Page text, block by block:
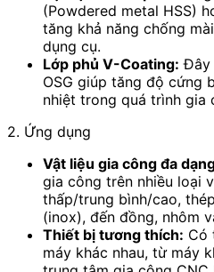
(Powdered metal HSS)
tăng khả năng chống
dụng cụ.
Lớp phủ V-Coating: Đây
OSG giúp tăng độ cứng
nhiệt trong quá trình gia
2. Ứng dụng
Vật liệu gia công đa
gia công trên nhiều loại
thấp/trung bình/cao,
(inox), đến đồng, nhôm
Thiết bị tương thích: Có
máy khác nhau, từ máy